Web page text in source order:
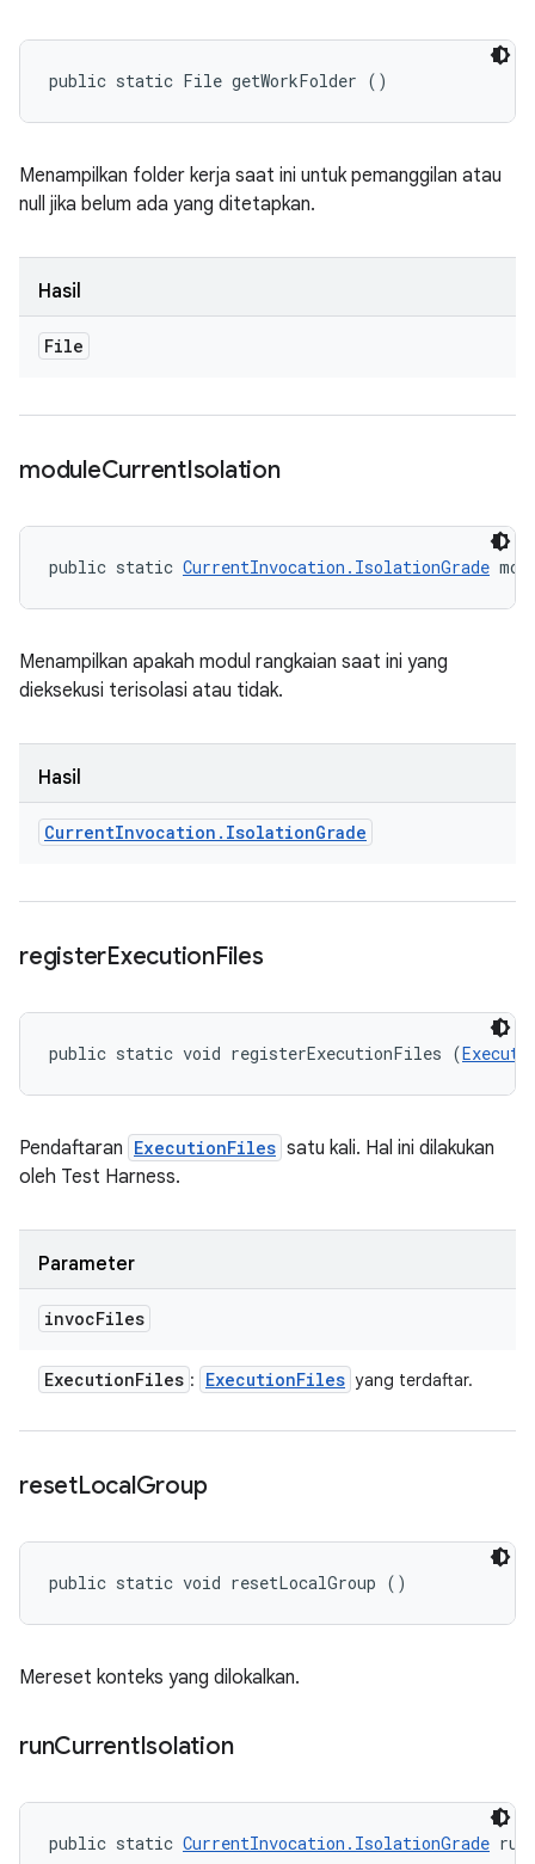
public static File getWorkFolder ()
Menampilkan folder kerja saat ini untuk pemanggilan atau
null jika belum ada yang ditetapkan.
Hasil
File
moduleCurrentIsolation
public static CurrentInvocation.IsolationGrade
Menampilkan apakah modul rangkaian saat ini yang
dieksekusi terisolasi atau tidak.
Hasil
CurrentInvocation . IsolationGrade
registerExecutionFiles
public static void registerExecutionFiles (
Pendaftaran ExecutionFiles satu kali. Hal ini dilakukan
oleh Test Harness.
Parameter
invocFiles
ExecutionFiles : ExecutionFiles yang terdaftar.
resetLocalGroup
public static void resetLocalGroup ()
Mereset konteks yang dilokalkan.
runCurrentIsolation
public static CurrentInvocation.IsolationGrade